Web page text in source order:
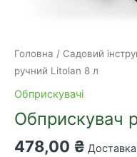
Головна / Садовий
ручний Litolan 8 л
Обприскувачі
Обприскувач
478,00 ₴ Доставка